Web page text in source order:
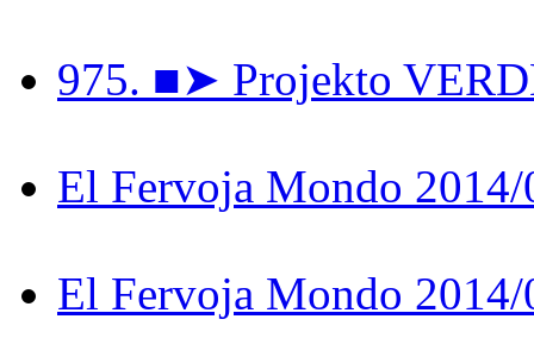
975. ■➤ Projekto
El Fervoja Mondo 2014/
El Fervoja Mondo 2014/